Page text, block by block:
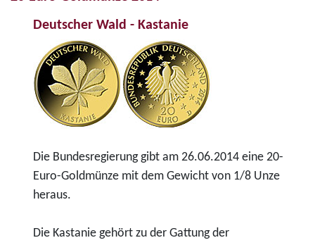
Deutscher Wald - Kastanie
Die Bundesregierung gibt am 26.06.2014 eine 20-
Euro-Goldmünze mit dem Gewicht von 1/8 Unze
heraus.
Die Kastanie gehört zu der Gattung der